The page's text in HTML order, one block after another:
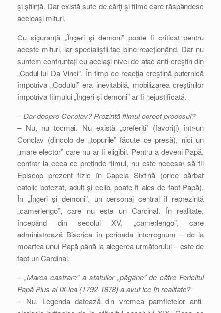
şi ştiinţă. Dar există sute de cărţi şi filme care răspândesc
aceleaşi mituri.
Cu siguranţă „Îngeri şi demoni” poate fi criticat pentru
aceste mituri, iar specialiştii fac bine reacţionând. Dar nu
suntem confruntaţi cu acelaşi nivel de atac anti-creştin din
„Codul lui Da Vinci”. În timp ce reacţia creştină puternică
împotriva „Codului” era inevitabilă, mobilizarea creştinilor
împotriva filmului „Îngeri şi demoni” ar fi nejustificată.
– Dar despre Conclav? Prezintă filmul corect procesul?
– Nu, nu tocmai. Nu există „preferiti” (favoriţi) într-un
Conclav (dincolo de „topurile” făcute de presă), nici un
„mare elector” care nu ar fi eligibil. Pentru a deveni Papă,
contrar la ceea ce pretinde filmul, nu este necesar să fii
Episcop prezent fizic în Capela Sixtină (orice bărbat
catolic botezat, adult şi celib, poate fi ales de fapt Papă).
În „Îngeri şi demoni”, un personaj central îl reprezintă
„camerlengo”, care nu este un Cardinal. În realitate,
începând din secolul XV, „camerlengo”, care
administrează Biserica în perioada interregnum – de la
moartea unui Papă până la alegerea următorului – este de
fapt un Cardinal.
– „Marea castrare” a statuilor „păgâne” de către Fericitul
Papă Pius al IX-lea (1792-1878) a avut loc în realitate?
– Nu. Legenda datează din vremea pamfletelor anti-